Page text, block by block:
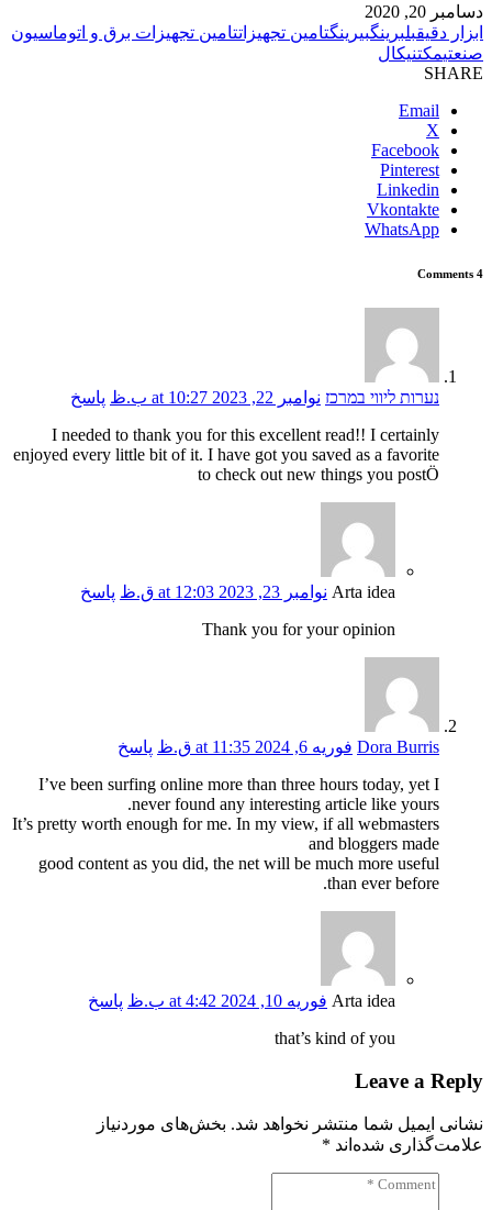
دسامبر 20, 2020
ابزار دقیقبلبرینگبیرینگتامین تجهیزاتتامین تجهیزات برق و اتوماسیون
صنعتیمکتنیکال
SHARE
Email
X
Facebook
Pinterest
Linkedin
Vkontakte
WhatsApp
4 Comments
נערות ליווי במרכז نوامبر 22, 2023 at 10:27 ب.ظ
پاسخ
I needed to thank you for this excellent read!! I certainly
enjoyed every little bit of it. I have got you saved as a favorite
to check out new things you postÖ
Arta idea نوامبر 23, 2023 at 12:03 ق.ظ
پاسخ
Thank you for your opinion
Dora Burris فوریه 6, 2024 at 11:35 ق.ظ
پاسخ
I’ve been surfing online more than three hours today, yet I
never found any interesting article like yours.
It’s pretty worth enough for me. In my view, if all webmasters
and bloggers made
good content as you did, the net will be much more useful
than ever before.
Arta idea فوریه 10, 2024 at 4:42 ب.ظ
پاسخ
that’s kind of you
Leave a Reply
نشانی ایمیل شما منتشر نخواهد شد. بخش‌های موردنیاز
علامت‌گذاری شده‌اند *